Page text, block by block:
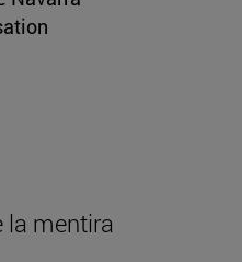
la mentira